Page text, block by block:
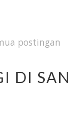
postingan
DI SAN